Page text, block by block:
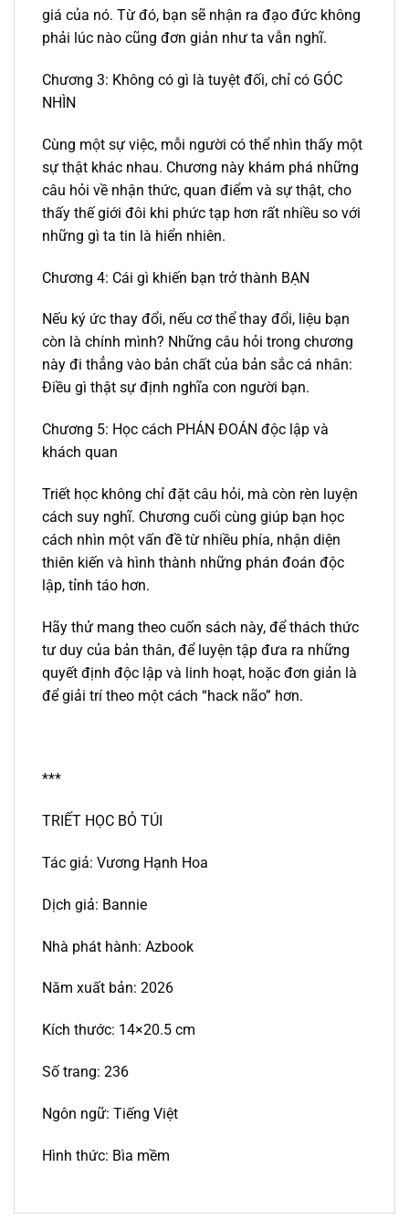
giá của nó. Từ đó, bạn sẽ nhận ra đạo đức không
phải lúc nào cũng đơn giản như ta vẫn nghĩ.
Chương 3: Không có gì là tuyệt đối, chỉ có GÓC
NHÌN
Cùng một sự việc, mỗi người có thể nhìn thấy một
sự thật khác nhau. Chương này khám phá những
câu hỏi về nhận thức, quan điểm và sự thật, cho
thấy thế giới đôi khi phức tạp hơn rất nhiều so với
những gì ta tin là hiển nhiên.
Chương 4: Cái gì khiến bạn trở thành BẠN
Nếu ký ức thay đổi, nếu cơ thể thay đổi, liệu bạn
còn là chính mình? Những câu hỏi trong chương
này đi thẳng vào bản chất của bản sắc cá nhân:
Điều gì thật sự định nghĩa con người bạn.
Chương 5: Học cách PHÁN ĐOÁN độc lập và
khách quan
Triết học không chỉ đặt câu hỏi, mà còn rèn luyện
cách suy nghĩ. Chương cuối cùng giúp bạn học
cách nhìn một vấn đề từ nhiều phía, nhận diện
thiên kiến và hình thành những phán đoán độc
lập, tỉnh táo hơn.
Hãy thử mang theo cuốn sách này, để thách thức
tư duy của bản thân, để luyện tập đưa ra những
quyết định độc lập và linh hoạt, hoặc đơn giản là
để giải trí theo một cách “hack não” hơn.
***
TRIẾT HỌC BỎ TÚI
Tác giả: Vương Hạnh Hoa
Dịch giả: Bannie
Nhà phát hành: Azbook
Năm xuất bản: 2026
Kích thước: 14×20.5 cm
Số trang: 236
Ngôn ngữ: Tiếng Việt
Hình thức: Bìa mềm